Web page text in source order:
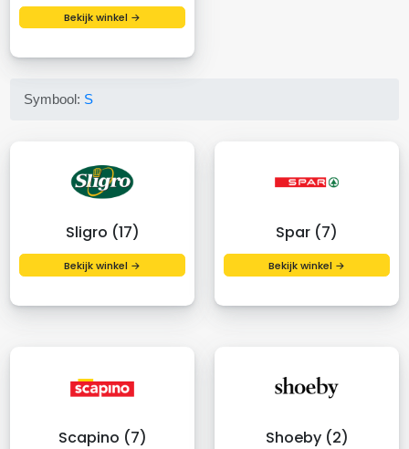
Bekijk winkel →
Symbool: S
Sligro (17)
Bekijk winkel →
Spar (7)
Bekijk winkel →
Scapino (7) Shoeby (2)